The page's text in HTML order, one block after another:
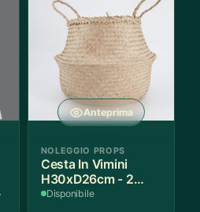
Anteprima
NOLEGGIO PROPS
Cesta In Vimini
H30xD26cm - 2
Pezzi
Disponibile